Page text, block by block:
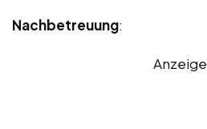
Nachbetreuung:
Anzeige